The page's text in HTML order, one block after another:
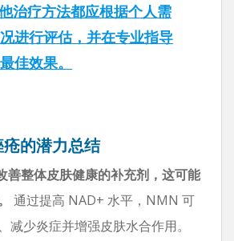
治疗方法都应根据个人需
进行评估，并在专业指导
佳效果。
的潜力总结
善整体皮肤健康的补充剂，这可能
通过提高 NAD+ 水平，NMN 可
减少炎症并增强皮肤水合作用。